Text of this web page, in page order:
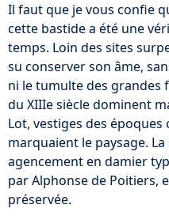
Il faut que je vous confie
cette bastide a été une
temps. Loin des sites
su conserver son âme,
ni le tumulte des grandes
du XIIIe siècle dominent
Lot, vestiges des
marquaient le paysage.
agencement en damier
par Alphonse de Poitiers,
préservée.